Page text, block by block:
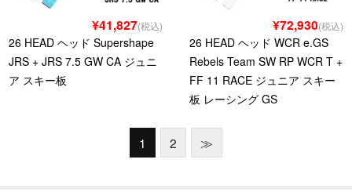
¥41,827(税込)
26 HEAD ヘッド Supershape
JRS + JRS 7.5 GW CA ジュニ
ア スキー板
¥72,930(税込)
26 HEAD ヘッド WCR e.GS
Rebels Team SW RP WCR T +
FF 11 RACE ジュニア スキー
板 レーシング GS
1 2 ≫